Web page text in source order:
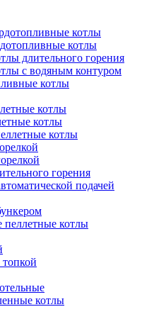
котлы
котлы
длительного горения
с водяным контуром
котлы
котлы
котлы
котлы
горения
подачей
пеллетные котлы
котлы